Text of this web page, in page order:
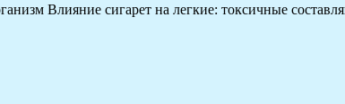
Влияние сигарет на легкие: токсичные